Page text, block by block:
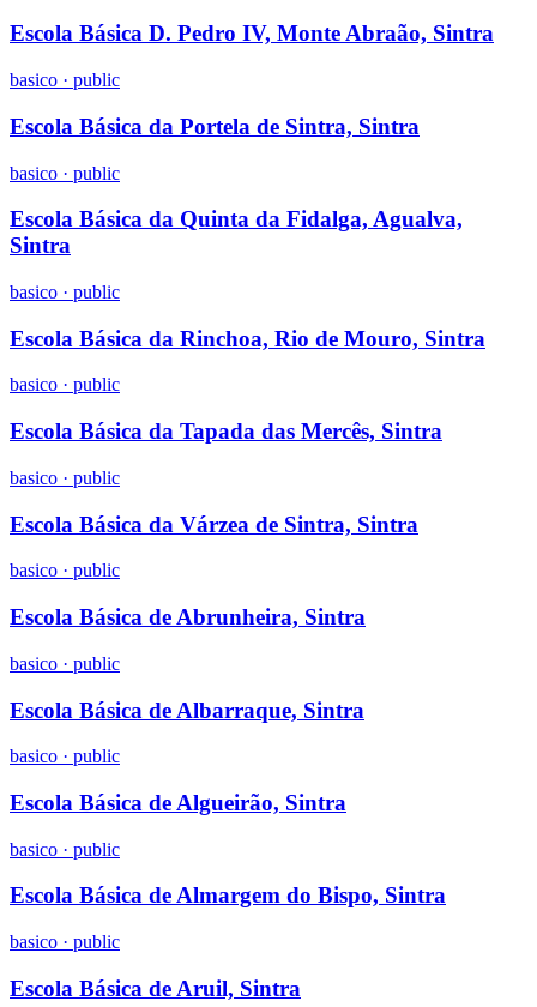
Escola Básica D. Pedro IV, Monte Abraão, Sintra
basico · public
Escola Básica da Portela de Sintra, Sintra
basico · public
Escola Básica da Quinta da Fidalga, Agualva,
Sintra
basico · public
Escola Básica da Rinchoa, Rio de Mouro, Sintra
basico · public
Escola Básica da Tapada das Mercês, Sintra
basico · public
Escola Básica da Várzea de Sintra, Sintra
basico · public
Escola Básica de Abrunheira, Sintra
basico · public
Escola Básica de Albarraque, Sintra
basico · public
Escola Básica de Algueirão, Sintra
basico · public
Escola Básica de Almargem do Bispo, Sintra
basico · public
Escola Básica de Aruil, Sintra